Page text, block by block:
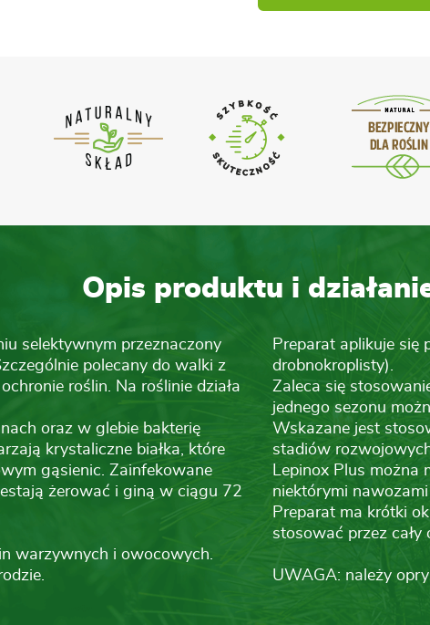
Opis produktu i
selektywnym przeznaczony
polecany do walki z
roślin. Na roślinie działa
oraz w glebie bakterię
krystaliczne białka, które
gąsienic. Zainfekowane
żerować i giną w ciągu 72
warzywnych i owocowych.
Preparat aplikuje się
drobnokroplisty).
Zaleca się
jednego sezonu
Wskazane jest
stadiów
Lepinox Plus można
niektórymi
Preparat ma krótki
stosować przez cały
UWAGA: należy